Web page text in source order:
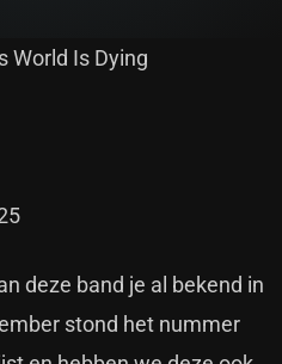
World Is Dying
deze band je al bekend in
stond het nummer